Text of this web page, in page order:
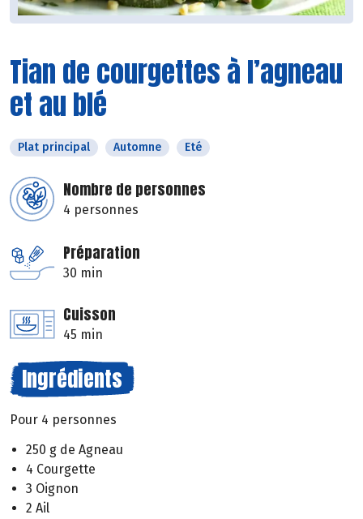
Tian de courgettes à l’agneau
et au blé
Plat principal Automne Eté
Nombre de personnes
4 personnes
Préparation
30 min
Cuisson
45 min
Ingrédients
Pour 4 personnes
250 g de Agneau
4 Courgette
3 Oignon
2 Ail